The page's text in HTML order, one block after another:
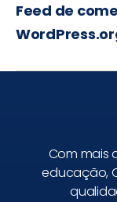
Feed de
Com mais
educação,